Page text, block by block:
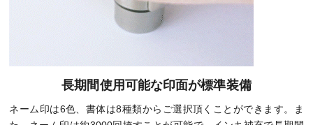
長期間使用可能な印面が標準装備
ネーム印は6色、書体は8種類からご選択頂くことができます。ま